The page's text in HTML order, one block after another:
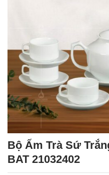
Bộ Ấm Trà Sứ
BAT 21032402